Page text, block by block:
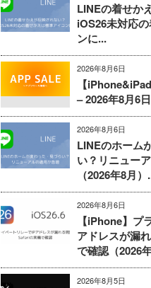
LINEの着せか
iOS26未対応
ンに...
2026年8月6日
【
– 2026年8月6
2026年8月6日
LINEのホーム
い？リニュー
（2026年8月）
2026年8月6日
【iPhone】プ
アドレスが漏
で確認（2026
2026年8月5日